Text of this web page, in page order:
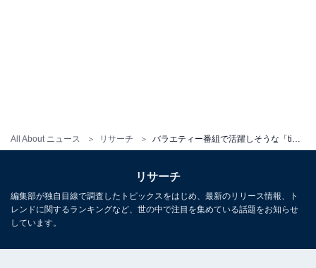
All About ニュース リサーチ
1位：菊池風磨／240票リサーチ
編集部が独自目線で調査したトピックスをはじめ、最新のリリース情報、ト
レンドに関するランキングなど、世の中で注目を集めている話題をお知らせ
しています。